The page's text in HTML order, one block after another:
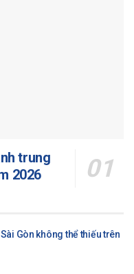
trung
2026
Gòn không thể thiếu trên